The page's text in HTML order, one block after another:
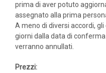
prima di aver potuto
assegnato alla prima
A meno di diversi accordi,
giorni dalla data di
verranno annullati.
Prezzi: